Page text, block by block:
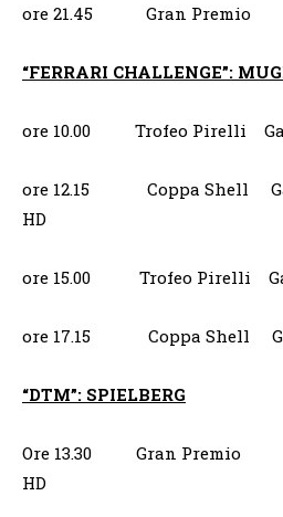
ore 21.45 Gran
“FERRARI CHALLENGE”:
ore 10.00 Trofeo Pirelli
ore 12.15 Coppa Shell
HD
ore 15.00 Trofeo Pirelli
ore 17.15 Coppa Shell
“DTM”: SPIELBERG
Ore 13.30 Gran Premio
HD